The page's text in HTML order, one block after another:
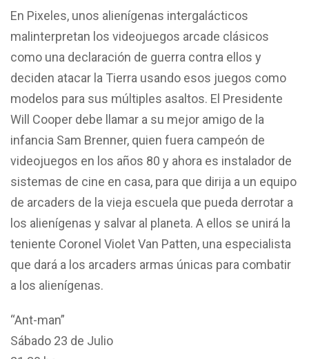
En Pixeles, unos alienígenas intergalácticos
malinterpretan los videojuegos arcade clásicos
como una declaración de guerra contra ellos y
deciden atacar la Tierra usando esos juegos como
modelos para sus múltiples asaltos. El Presidente
Will Cooper debe llamar a su mejor amigo de la
infancia Sam Brenner, quien fuera campeón de
videojuegos en los años 80 y ahora es instalador de
sistemas de cine en casa, para que dirija a un equipo
de arcaders de la vieja escuela que pueda derrotar a
los alienígenas y salvar al planeta. A ellos se unirá la
teniente Coronel Violet Van Patten, una especialista
que dará a los arcaders armas únicas para combatir
a los alienígenas.
“Ant-man”
Sábado 23 de Julio